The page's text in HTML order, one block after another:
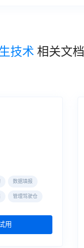
技术 相关文档
数据填报
管理驾驶仓
用